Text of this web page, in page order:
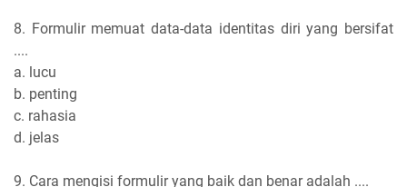
8. Formulir memuat data-data identitas diri yang bersifat
....
a. lucu
b. penting
c. rahasia
d. jelas
9. Cara mengisi formulir yang baik dan benar adalah ....